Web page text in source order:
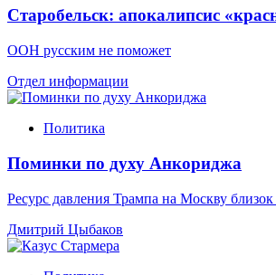
Старобельск: апокалипсис
ООН русским не поможет
Отдел информации
Политика
Поминки по духу Анкориджа
Ресурс давления Трампа на Москву
Дмитрий Цыбаков